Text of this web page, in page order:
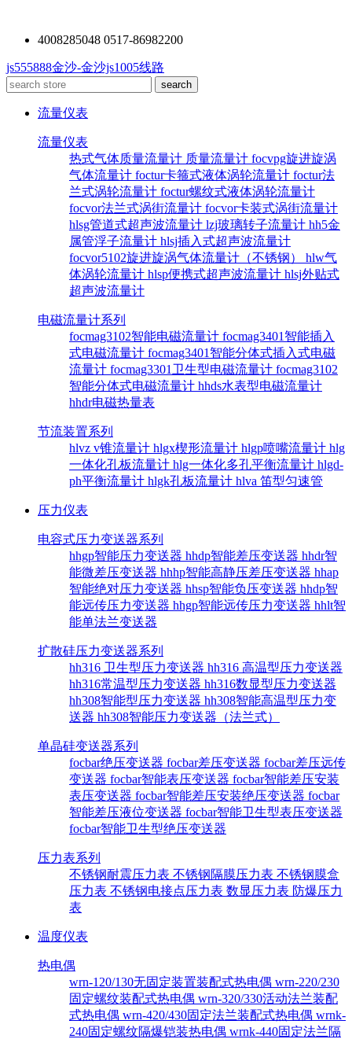
4008285048 0517-86982200
js555888金沙-金沙js1005线路
流量仪表
流量仪表
热式气体质量流量计 质量流量计 focvpg旋进旋涡
气体流量计 foctur卡箍式液体涡轮流量计 foctur法
兰式涡轮流量计 foctur螺纹式液体涡轮流量计
focvor法兰式涡街流量计 focvor卡装式涡街流量计
hlsg管道式超声波流量计 lzj玻璃转子流量计 hh5金
属管浮子流量计 hlsj插入式超声波流量计
focvor5102旋进旋涡气体流量计（不锈钢） hlw气
体涡轮流量计 hlsp便携式超声波流量计 hlsj外贴式
超声波流量计
电磁流量计系列
focmag3102智能电磁流量计 focmag3401智能插入
式电磁流量计 focmag3401智能分体式插入式电磁
流量计 focmag3301卫生型电磁流量计 focmag3102
智能分体式电磁流量计 hhds水表型电磁流量计
hhdr电磁热量表
节流装置系列
hlvz v锥流量计 hlgx楔形流量计 hlgp喷嘴流量计 hlg
一体化孔板流量计 hlg一体化多孔平衡流量计 hlgd-
ph平衡流量计 hlgk孔板流量计 hlva 笛型匀速管
压力仪表
电容式压力变送器系列
hhgp智能压力变送器 hhdp智能差压变送器 hhdr智
能微差压变送器 hhhp智能高静压差压变送器 hhap
智能绝对压力变送器 hhsp智能负压变送器 hhdp智
能远传压力变送器 hhgp智能远传压力变送器 hhlt智
能单法兰变送器
扩散硅压力变送器系列
hh316 卫生型压力变送器 hh316 高温型压力变送器
hh316常温型压力变送器 hh316数显型压力变送器
hh308智能型压力变送器 hh308智能高温型压力变
送器 hh308智能压力变送器（法兰式）
单晶硅变送器系列
focbar绝压变送器 focbar差压变送器 focbar差压远传
变送器 focbar智能表压变送器 focbar智能差压安装
表压变送器 focbar智能差压安装绝压变送器 focbar
智能差压液位变送器 focbar智能卫生型表压变送器
focbar智能卫生型绝压变送器
压力表系列
不锈钢耐震压力表 不锈钢隔膜压力表 不锈钢膜盒
压力表 不锈钢电接点压力表 数显压力表 防爆压力
表
温度仪表
热电偶
wrn-120/130无固定装置装配式热电偶 wrn-220/230
固定螺纹装配式热电偶 wrn-320/330活动法兰装配
式热电偶 wrn-420/430固定法兰装配式热电偶 wrnk-
240固定螺纹隔爆铠装热电偶 wrnk-440固定法兰隔